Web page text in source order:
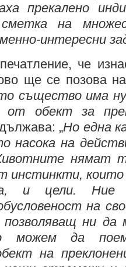
прекалено
на
интересни
че
ще се позова
същество има
от обект за
„Но една
насока на
нямат
инстинкти,
и цели. Ние
на
позволяващ ни да
можем да
на